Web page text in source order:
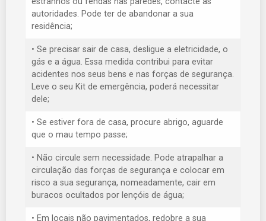
autoridades. Pode ter de abandonar a sua
residência;
• Se precisar sair de casa, desligue a eletricidade, o
gás e a água. Essa medida contribui para evitar
acidentes nos seus bens e nas forças de segurança.
Leve o seu Kit de emergência, poderá necessitar
dele;
• Se estiver fora de casa, procure abrigo, aguarde
que o mau tempo passe;
• Não circule sem necessidade. Pode atrapalhar a
circulação das forças de segurança e colocar em
risco a sua segurança, nomeadamente, cair em
buracos ocultados por lençóis de água;
• Em locais não pavimentados, redobre a sua